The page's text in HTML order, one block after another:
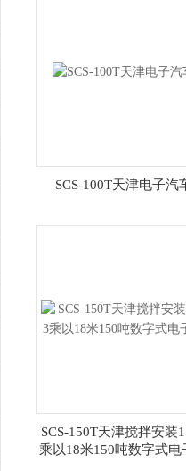
SCS-100T天津电子汽
SCS-150T天津搅拌安装
乘以18米150吨数字式电